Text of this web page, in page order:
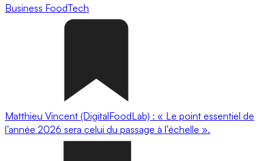
Business FoodTech
Matthieu Vincent (DigitalFoodLab) : « Le point essentiel de
l’année 2026 sera celui du passage à l’échelle ».